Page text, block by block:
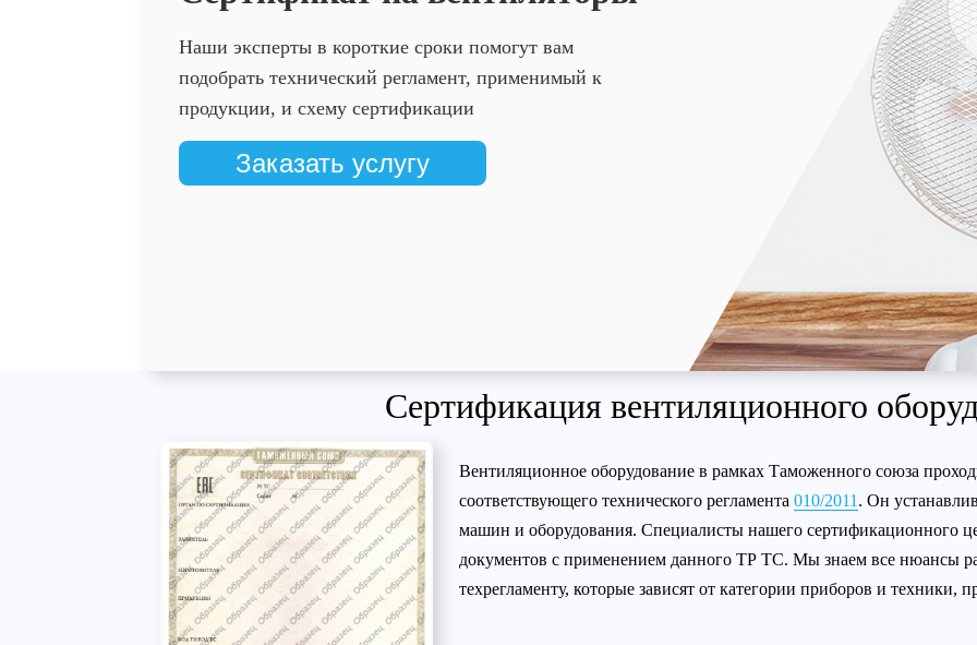
Наши эксперты в короткие сроки помогут вам
подобрать технический регламент, применимый к
продукции, и схему сертификации
Заказать услугу
Сертификация вентиляционного
Вентиляционное оборудование в рамках Таможенного союза
соответствующего технического регламента 010/2011 . Он
машин и оборудования. Специалисты нашего сертификационного
документов с применением данного ТР ТС. Мы знаем все нюансы
техрегламенту, которые зависят от категории приборов и